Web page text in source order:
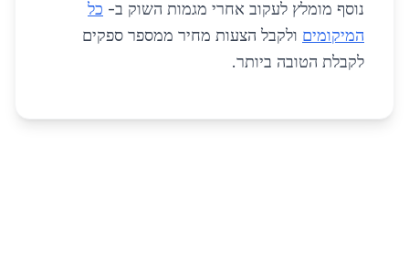
נוסף מומלץ לעקוב אחרי מגמות השוק ב- כל
המיקומים ולקבל הצעות מחיר ממספר ספקים
לקבלת הטובה ביותר.